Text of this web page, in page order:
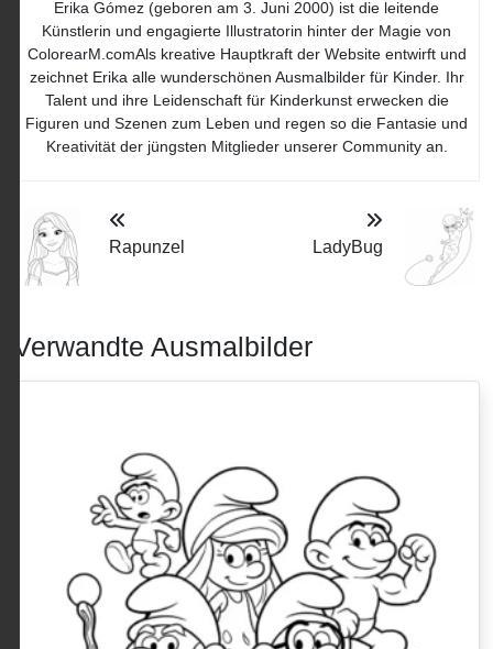
Erika Gómez (geboren am 3. Juni 2000) ist die leitende
Künstlerin und engagierte Illustratorin hinter der Magie von
ColorearM.comAls kreative Hauptkraft der Website entwirft und
zeichnet Erika alle wunderschönen Ausmalbilder für Kinder. Ihr
Talent und ihre Leidenschaft für Kinderkunst erwecken die
Figuren und Szenen zum Leben und regen so die Fantasie und
Kreativität der jüngsten Mitglieder unserer Community an.
Rapunzel LadyBug
Verwandte Ausmalbilder